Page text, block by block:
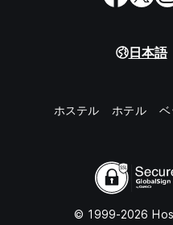
日本語
ホステル ホテル ベ
© 1999-2026